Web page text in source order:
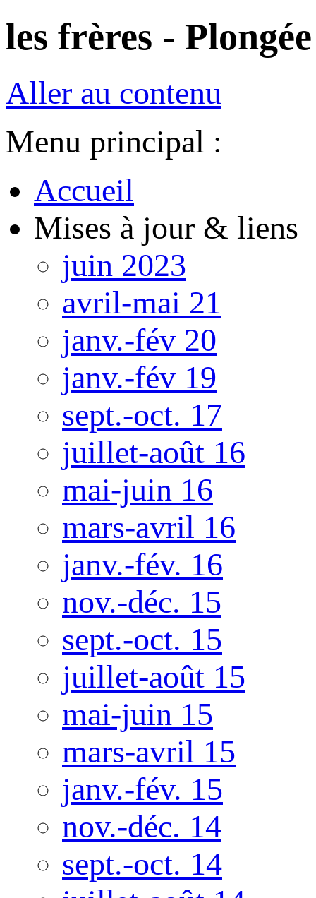
les frères -
Aller au contenu
Menu principal :
Accueil
Mises à jour & liens
juin 2023
avril-mai 21
janv.-fév 20
janv.-fév 19
sept.-oct. 17
juillet-août 16
mai-juin 16
mars-avril 16
janv.-fév. 16
nov.-déc. 15
sept.-oct. 15
juillet-août 15
mai-juin 15
mars-avril 15
janv.-fév. 15
nov.-déc. 14
sept.-oct. 14